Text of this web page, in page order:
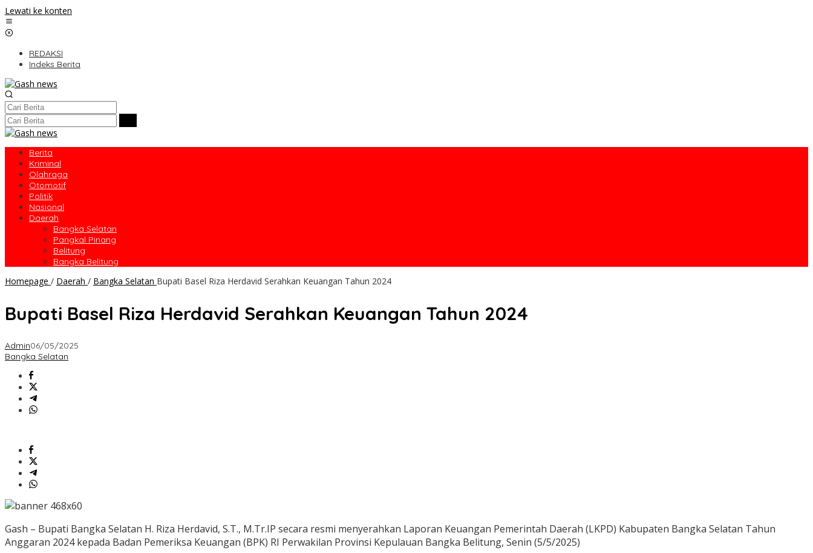
Lewati ke konten
REDAKSI
Indeks Berita
Berita
Kriminal
Olahraga
Otomotif
Politik
Nasional
Daerah
Bangka Selatan
Pangkal Pinang
Belitung
Bangka Belitung
Homepage / Daerah / Bangka Selatan Bupati Basel Riza Herdavid Serahkan Keuangan Tahun 2024
Bupati Basel Riza Herdavid Serahkan Keuangan Tahun 2024
Admin06/05/2025
Bangka Selatan
Gash – Bupati Bangka Selatan H. Riza Herdavid, S.T., M.Tr.IP secara resmi menyerahkan Laporan Keuangan Pemerintah Daerah (LKPD) Kabupaten Bangka Selatan Tahun
Anggaran 2024 kepada Badan Pemeriksa Keuangan (BPK) RI Perwakilan Provinsi Kepulauan Bangka Belitung, Senin (5/5/2025)